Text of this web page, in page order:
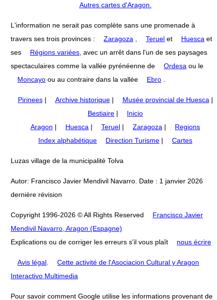
Autres cartes d'Aragon.
L'information ne serait pas complète sans une promenade à
travers ses trois provinces :
Zaragoza , Teruel et Huesca et
ses
Régions variées, avec un arrêt dans l'un de ses paysages
spectaculaires comme la vallée pyrénéenne de
Ordesa ou le
Moncayo ou au contraire dans la vallée Ebro .
Pirinees| Archive historique| Musée provincial de Huesca|
Bestiaire |
Inicio
Aragon | Huesca | Teruel | Zaragoza |
Regions
Index alphabétique
Direction Turisme | Cartes
Luzas village de la municipalité Tolva
Autor: Francisco Javier Mendivil Navarro. Date : 1 janvier 2026
dernière révision
Copyright 1996-2026 © All Rights Reserved
Francisco Javier
Mendivil Navarro, Aragon (Espagne)
Explications ou de corriger les erreurs s'il vous plaît
nous écrire
Avis légal.
Cette activité de l'Asociacion Cultural y Aragon
Interactivo Multimedia
Pour savoir comment Google utilise les informations provenant de